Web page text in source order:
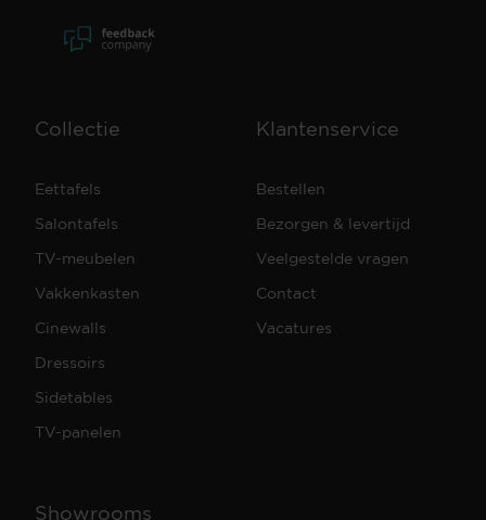
Collectie
Eettafels
Salontafels
TV-meubelen
Vakkenkasten
Cinewalls
Dressoirs
Sidetables
TV-panelen
Klantenservice
Bestellen
Bezorgen & levertijd
Veelgestelde vragen
Contact
Vacatures
Showrooms